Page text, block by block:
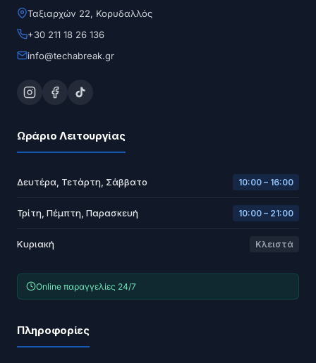
Ταξιαρχών 22, Κορυδαλλός
+30 211 18 26 136
info@techabreak.gr
Ωράριο Λειτουργίας
Δευτέρα, Τετάρτη, Σάββατο 10:00 – 16:00
Τρίτη, Πέμπτη, Παρασκευή 10:00 – 21:00
Κυριακή Κλειστά
Online παραγγελίες 24/7
Πληροφορίες